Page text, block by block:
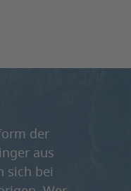
der
aus
sich bei